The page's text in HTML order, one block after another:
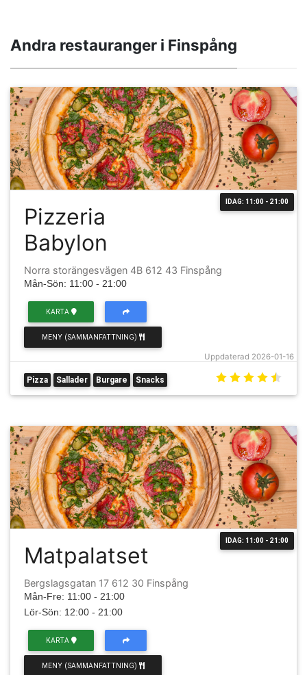
Andra restauranger i Finspång
IDAG: 11:00 - 21:00
Pizzeria
Babylon
Norra storängesvägen 4B 612 43 Finspång
Mån-Sön: 11:00 - 21:00
Uppdaterad 2026-01-16
KARTA
MENY (SAMMANFATTNING)
Pizza Sallader Burgare Snacks
IDAG: 11:00 - 21:00
Matpalatset
Bergslagsgatan 17 612 30 Finspång
Mån-Fre: 11:00 - 21:00
Lör-Sön: 12:00 - 21:00
KARTA
MENY (SAMMANFATTNING)